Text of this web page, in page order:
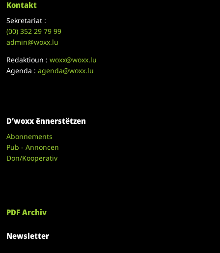
Kontakt
Sekretariat :
(00)352 29 79 99
admin@woxx.lu
Redaktioun :woxx@woxx.lu
Agenda :agenda@woxx.lu
D’woxx ënnerstëtzen
Abonnements
Pub - Annoncen
Don/Kooperativ
PDF Archiv
Newsletter